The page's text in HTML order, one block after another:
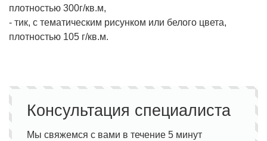
плотностью 300г/кв.м,
- тик, с тематическим рисунком или белого цвета,
плотностью 105 г/кв.м.
Консультация специалиста
Мы свяжемся с вами в течение 5 минут